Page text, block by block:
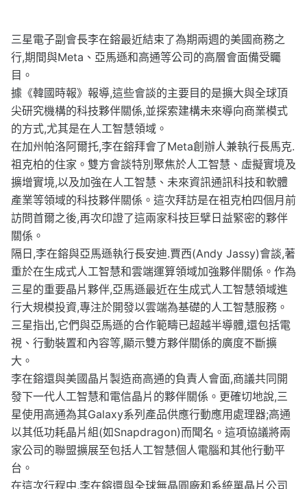
三星電子副會長李在鎔最近結束了為期兩週的美國商務之
行,期間與Meta、亞馬遜和高通等公司的高層會面備受矚
目。
據《韓國時報》報導,這些會談的主要目的是擴大與全球頂
尖研究機構的科技夥伴關係,並探索建構未來導向商業模式
的方式,尤其是在人工智慧領域。
在加州帕洛阿爾托,李在鎔拜會了Meta創辦人兼執行長馬克.
祖克柏的住家。雙方會談特別聚焦於人工智慧、虛擬實境及
擴增實境,以及加強在人工智慧、未來資訊通訊科技和軟體
產業等領域的科技夥伴關係。這次拜訪是在祖克柏四個月前
訪問首爾之後,再次印證了這兩家科技巨擘日益緊密的夥伴
關係。
隔日,李在鎔與亞馬遜執行長安迪.賈西(Andy Jassy)會談,著
重於在生成式人工智慧和雲端運算領域加強夥伴關係。作為
三星的重要晶片夥伴,亞馬遜最近在生成式人工智慧領域進
行大規模投資,專注於開發以雲端為基礎的人工智慧服務。
三星指出,它們與亞馬遜的合作範疇已超越半導體,還包括電
視、行動裝置和內容等,顯示雙方夥伴關係的廣度不斷擴
大。
李在鎔還與美國晶片製造商高通的負責人會面,商議共同開
發下一代人工智慧和電信晶片的夥伴關係。更確切地說,三
星使用高通為其Galaxy系列產品供應行動應用處理器;高通
以其低功耗晶片組(如Snapdragon)而聞名。這項協議將兩
家公司的聯盟擴展至包括人工智慧個人電腦和其他行動平
台。
在這次行程中,李在鎔還與全球無晶圓廠和系統單晶片公司